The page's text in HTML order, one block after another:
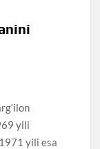
yili
yili esa